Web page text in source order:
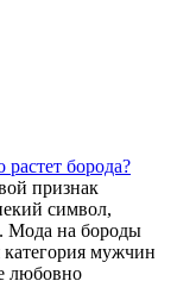
борода?
признак
символ,
Мода на бороды
категория мужчин
любовно